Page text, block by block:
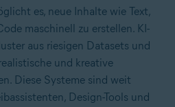
es, neue Inhalte wie Text,
maschinell zu erstellen. KI-
aus riesigen Datasets und
und kreative
Diese Systeme sind weit
Design-Tools und